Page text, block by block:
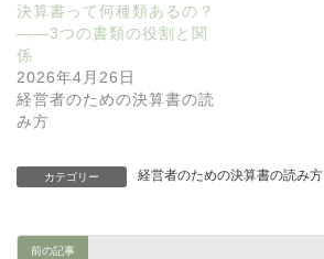
決算書って何種類あるの？
——3つの書類の役割と関
係
2026年4月26日
経営者のための決算書の読
み方
カテゴリー 経営者のための決算書の読み方
前の記事